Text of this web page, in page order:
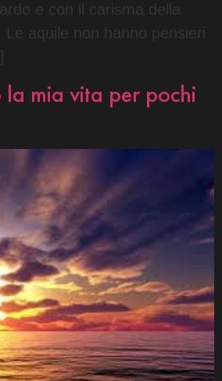
e con il carisma della
Le aquile non hanno pensieri
mia vita per pochi